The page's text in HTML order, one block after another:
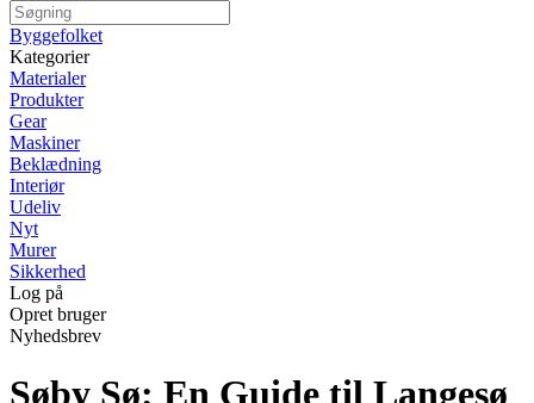
Byggefolket
Kategorier
Materialer
Produkter
Gear
Maskiner
Beklædning
Interiør
Udeliv
Nyt
Murer
Sikkerhed
Log på
Opret bruger
Nyhedsbrev
Søby Sø: En Guide til Langesø